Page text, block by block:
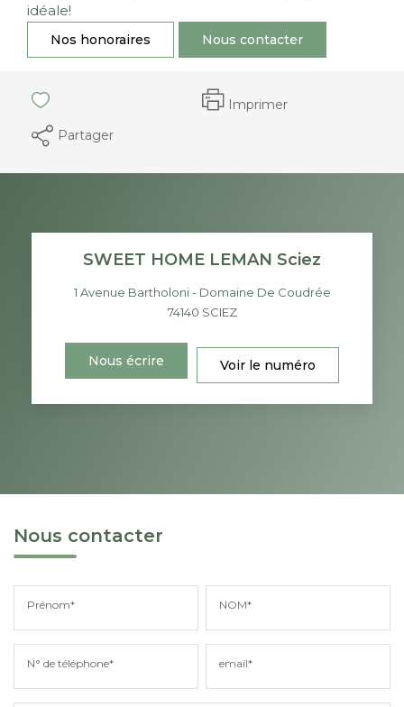
idéale!
Nos honoraires Nous contacter
Imprimer
Partager
SWEET HOME LEMAN Sciez
1 Avenue Bartholoni - Domaine De Coudrée
74140 SCIEZ
Nous écrire Voir le numéro
Nous contacter
Prénom* NOM*
N° de téléphone* email*